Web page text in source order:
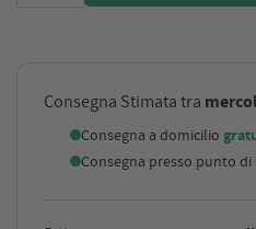
Consegna Stimata tra
Consegna a domicilio
Consegna presso punto